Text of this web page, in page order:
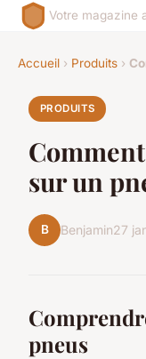
Votre magazine
Accueil › Produits ›
PRODUITS
sur un
B Benjamin27
pneus